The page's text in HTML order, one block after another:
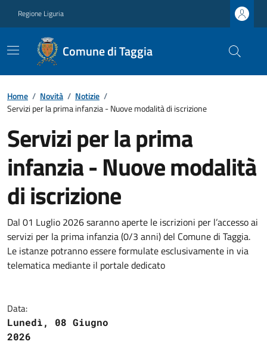
Regione Liguria
Comune di Taggia
Home / Novità / Notizie /
Servizi per la prima infanzia - Nuove modalità di iscrizione
Servizi per la prima
infanzia - Nuove modalità
di iscrizione
Dal 01 Luglio 2026 saranno aperte le iscrizioni per l’accesso ai
servizi per la prima infanzia (0/3 anni) del Comune di Taggia.
Le istanze potranno essere formulate esclusivamente in via
telematica mediante il portale dedicato
Data:
Lunedì, 08 Giugno
2026